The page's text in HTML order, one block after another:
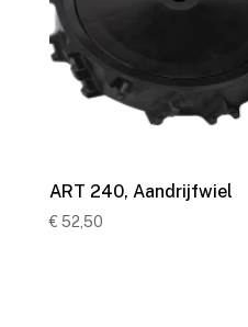
ART 240, Aandrijfwiel
€ 52,50